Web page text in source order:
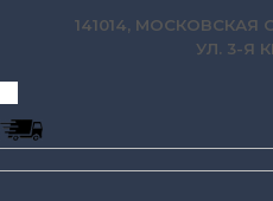
141014,
УЛ. 3-Я